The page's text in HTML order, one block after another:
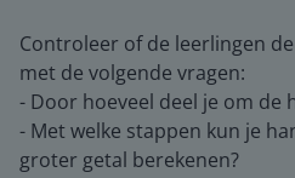
Controleer of de leerlingen
met de volgende vragen:
- Door hoeveel deel je om de
- Met welke stappen kun je
groter getal berekenen?